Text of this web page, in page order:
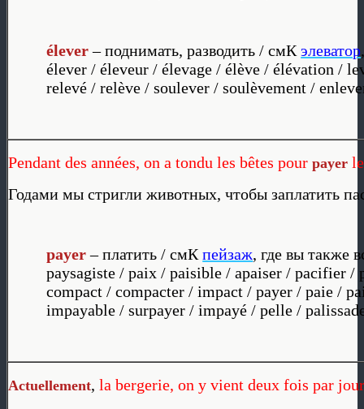
élever– поднимать, разводить / смК элеватор
élever / éleveur / élevage / élève / élévation /
relevé / relève / soulever / soulèvement /
Pendant des années, on a tondu les bêtes pour payer
Годами мы стригли животных, чтобы заплатить
payer – платить / смКпейзаж, где вы также
paysagiste / paix / paisible / apaiser / pacifier
compact / compacter / impact / payer / paie /
impayable / surpayer / impayé / pelle /
Actuellement, la bergerie, on y vient deux fois par